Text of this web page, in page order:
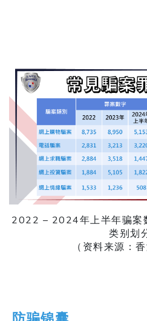
2022 – 2024年上半年骗案
类别划
（资料来源：